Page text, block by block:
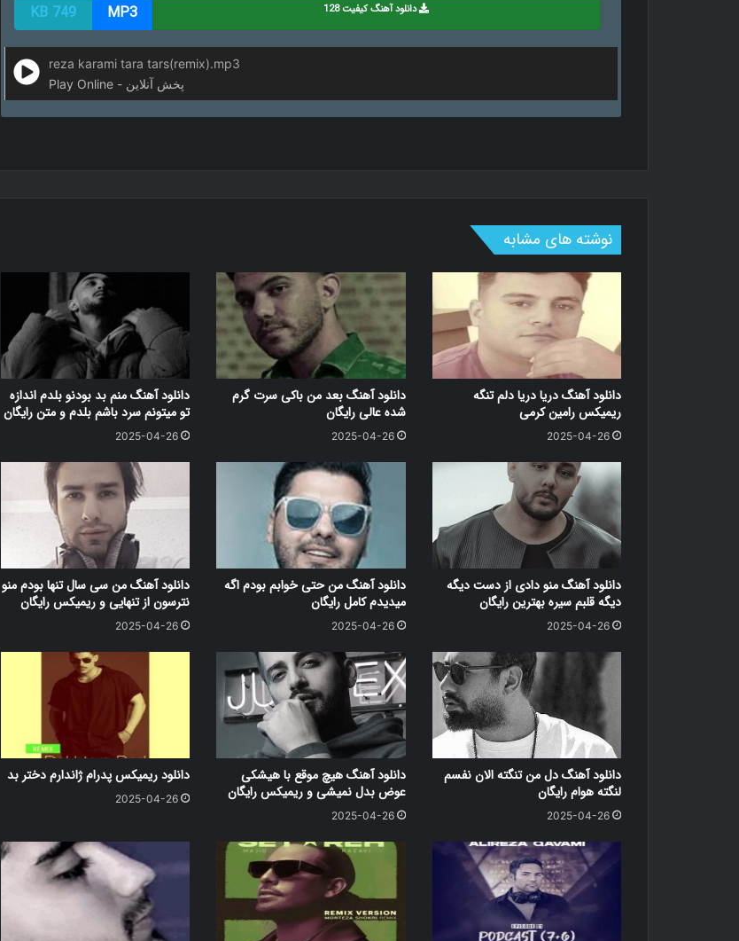
دانلود آهنگ کیفیت 128 MP3
749 KB
reza karami tara tars(remix).mp3
Play Online - پخش آنلاین
نوشته های مشابه
دانلود آهنگ دریا دریا دلم تنگه
ریمیکس رامین کرمی
2025-04-26
دانلود آهنگ بعد من باکی سرت گرم
شده عالی رایگان
2025-04-26
دانلود آهنگ منم بد بودنو بلدم اندازه
تو میتونم سرد باشم بلدم و متن رایگان
2025-04-26
دانلود آهنگ منو دادی از دست دیگه
دیگه قلبم سیره بهترین رایگان
2025-04-26
دانلود آهنگ من حتی خوابم بودم اگه
میدیدم کامل رایگان
2025-04-26
دانلود آهنگ من سی سال تنها بودم منو
نترسون از تنهایی و ریمیکس رایگان
2025-04-26
دانلود آهنگ دل من تنگته الان نفسم
لنگته هوام رایگان
2025-04-26
دانلود آهنگ هیچ موقع با هیشکی
عوض بدل نمیشی و ریمیکس رایگان
2025-04-26
دانلود ریمیکس پدرام ژاندارم دختر بد
2025-04-26